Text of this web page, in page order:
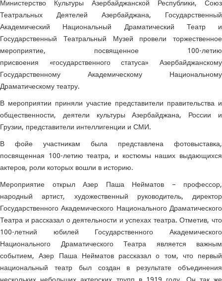
Министерство Культуры Азербайджанской Республики, Союз
Театральных Деятелей Азербайджана, Государственный
Академический Национальный Драматический Театр и
Государственный Театральный Музей провели торжественное
мероприятие, посвященное 100-летию
присвоения «государственного статуса» Азербайджанскому
Государственному Академическому Национальному
Драматическому театру.
В мероприятии приняли участие представители правительства и
общественности, деятели культуры Азербайджана, России и
Грузии, представители интеллигенции и СМИ.
В фойе участникам была представлена ​​фотовыставка,
посвященная 100-летию театра, и костюмы наших выдающихся
актеров, роли которых вошли в историю.
Мероприятие открыл Азер Паша Нейматов – профессор,
народный артист, художественный руководитель, директор
Государственного Академического Национального Драматического
Театра и рассказал о деятельности и успехах театра. Отметив, что
100-летний юбилей Государственного Академического
Национального Драматического Театра является важным
событием, Азер Паша Нейматов рассказал о том, что первый
национальный театр был создан в результате объединения